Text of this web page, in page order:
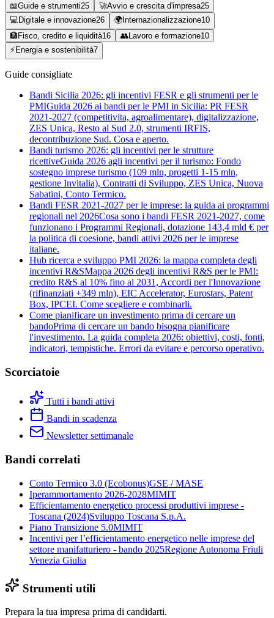
📖Guide e strumenti25 🚀Avvio e crescita d'impresa25
💻 Digitale e innovazione26 🌍 Internazionalizzazione10
🏦 Fisco, credito e liquidità16 👥 Lavoro e formazione10
⚡ Energia e sostenibilità7
Guide consigliate
Bandi Sicilia 2026: gli incentivi FESR e gli strumenti per le
PMIGuida 2026 ai bandi per le PMI in Sicilia: PR FESR
2021-2027 (competitivita, agroalimentare), digitalizzazione,
ZES Unica, Resto al Sud 2.0, strumenti IRFIS,
decontribuzione Sud. Cosa e aperto.
Bandi turismo 2026: gli incentivi per le strutture
ricettiveGuida 2026 agli incentivi per il turismo: Fondo
sostegno imprese turismo (109 mln, progetti 1-15 mln,
gestione Invitalia), Contratti di Sviluppo, ZES Unica, Nuova
Sabatini, Conto Termico.
Bandi FESR 2021-2027 per le imprese: la guida ai programmi
regionali nel 2026Cosa sono i bandi FESR 2021-2027, come
funzionano i Programmi Regionali, dotazione 143,4 mld € per
la politica di coesione, bandi attivi 2026 per le imprese
italiane.
Hub ricerca e sviluppo PMI 2026: la mappa completa degli
incentivi R&SMappa 2026 degli incentivi R&S per le PMI:
credito R&S al 10% fino al 2031, Accordi per l'Innovazione
(rifinanziati +349 mln), EIC Accelerator, Eurostars, Patent
Box, IPCEI. Come scegliere e combinarli.
Come pianificare un investimento prima di cercare un
bandoPrima di cercare un bando bisogna pianificare
l'investimento. La guida completa 2026: obiettivi, costi, fonti,
indicatori, tempistiche. Errori da evitare e percorso operativo.
Scorciatoie
Tutti i bandi attivi
Bandi in scadenza
Newsletter settimanale
Bandi correlati
Conto Termico 3.0 (Ecobonus)GSE / MASE
Iperammortamento 2026-2028MIMIT
Efficientamento energetico processi produttivi imprese -
Toscana (2024)Sviluppo Toscana S.p.A.
Piano Transizione 5.0MIMIT
Incentivi per l’efficientamento energetico nelle imprese del
settore manifatturiero - bando 2025Regione Autonoma Friuli
Venezia Giulia
Strumenti utili
Prepara la tua impresa prima di candidarti.